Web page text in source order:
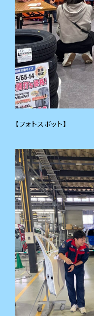
【フォトスポット】